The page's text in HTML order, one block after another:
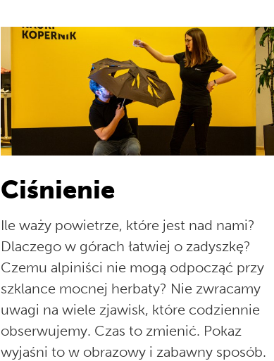
Ciśnienie
Ile waży powietrze, które jest nad nami?
Dlaczego w górach łatwiej o zadyszkę?
Czemu alpiniści nie mogą odpocząć przy
szklance mocnej herbaty? Nie zwracamy
uwagi na wiele zjawisk, które codziennie
obserwujemy. Czas to zmienić. Pokaz
wyjaśni to w obrazowy i zabawny sposób.